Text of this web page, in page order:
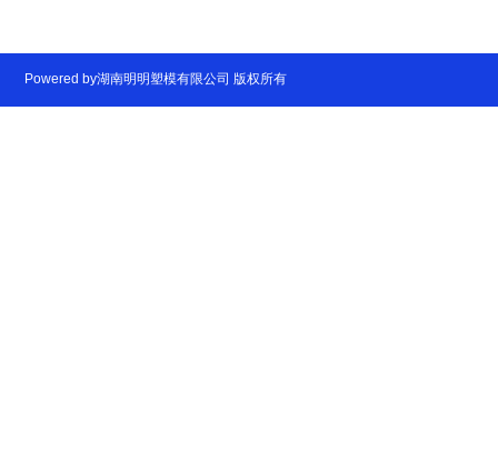
Powered by湖南明明塑模有限公司 版权所有